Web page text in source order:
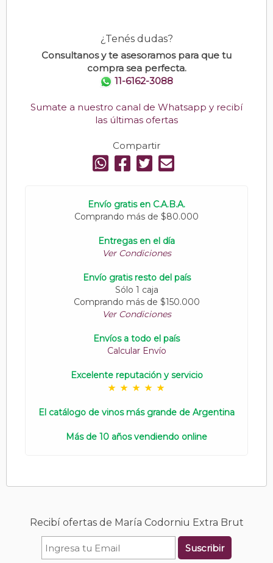
¿Tenés dudas?
Consultanos y te asesoramos para que tu
compra sea perfecta.
11-6162-3088
Sumate a nuestro canal de Whatsapp y recibí
las últimas ofertas
Compartir
Envío gratis en C.A.B.A.
Comprando más de $80.000
Entregas en el día
Ver Condiciones
Envío gratis resto del país
Sólo 1 caja
Comprando más de $150.000
Ver Condiciones
Envíos a todo el país
Calcular Envío
Excelente reputación y servicio
El catálogo de vinos más grande de Argentina
Más de 10 años vendiendo online
Recibí ofertas de María Codorniu Extra Brut
Suscribir